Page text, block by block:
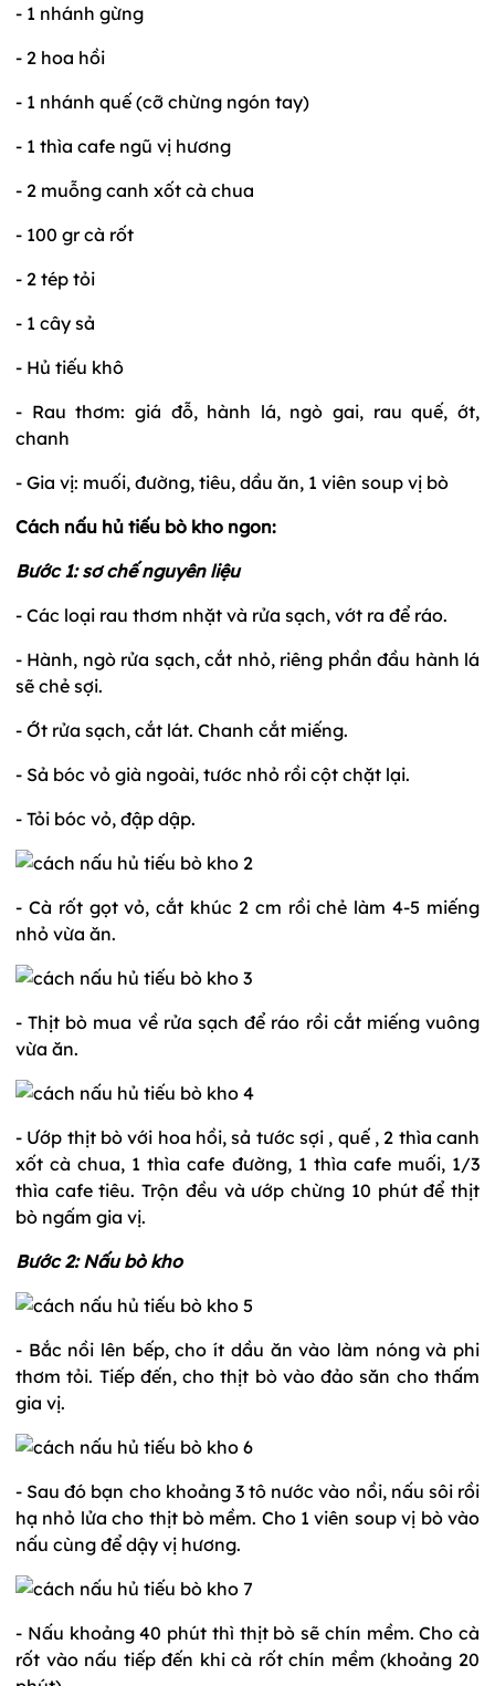
- 1 nhánh gừng
- 2 hoa hồi
- 1 nhánh quế (cỡ chừng ngón tay)
- 1 thìa cafe ngũ vị hương
- 2 muỗng canh xốt cà chua
- 100 gr cà rốt
- 2 tép tỏi
- 1 cây sả
- Hủ tiếu khô
- Rau thơm: giá đỗ, hành lá, ngò gai, rau quế, ớt,
chanh
- Gia vị: muối, đường, tiêu, dầu ăn, 1 viên soup vị bò
Cách nấu hủ tiếu bò kho ngon:
Bước 1: sơ chế nguyên liệu
- Các loại rau thơm nhặt và rửa sạch, vớt ra để ráo.
- Hành, ngò rửa sạch, cắt nhỏ, riêng phần đầu hành lá
sẽ chẻ sợi.
- Ớt rửa sạch, cắt lát. Chanh cắt miếng.
- Sả bóc vỏ già ngoài, tước nhỏ rồi cột chặt lại.
- Tỏi bóc vỏ, đập dập.
- Cà rốt gọt vỏ, cắt khúc 2 cm rồi chẻ làm 4-5 miếng
nhỏ vừa ăn.
- Thịt bò mua về rửa sạch để ráo rồi cắt miếng vuông
vừa ăn.
- Ướp thịt bò với hoa hồi, sả tước sợi , quế , 2 thìa canh
xốt cà chua, 1 thìa cafe đường, 1 thìa cafe muối, 1/3
thìa cafe tiêu. Trộn đều và ướp chừng 10 phút để thịt
bò ngấm gia vị.
Bước 2: Nấu bò kho
- Bắc nồi lên bếp, cho ít dầu ăn vào làm nóng và phi
thơm tỏi. Tiếp đến, cho thịt bò vào đảo săn cho thấm
gia vị.
- Sau đó bạn cho khoảng 3 tô nước vào nồi, nấu sôi rồi
hạ nhỏ lửa cho thịt bò mềm. Cho 1 viên soup vị bò vào
nấu cùng để dậy vị hương.
- Nấu khoảng 40 phút thì thịt bò sẽ chín mềm. Cho cà
rốt vào nấu tiếp đến khi cà rốt chín mềm (khoảng 20